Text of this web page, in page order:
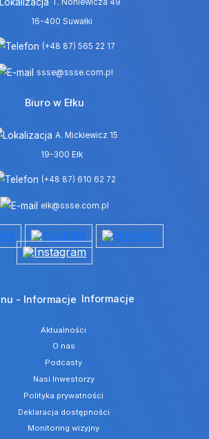
T. Noniewicza 49
16-400 Suwałki
(+48 87) 565 22 17
ssse@ssse.com.pl
Biuro w Ełku
A. Mickiewicz 15
19-300 Ełk
(+48 87) 610 62 72
elk@ssse.com.pl
Informacje
Aktualności
O nas
Podcasty
Nasi Inwestorzy
Polityka prywatności
Deklaracja dostępności
Monitoring wizyjny